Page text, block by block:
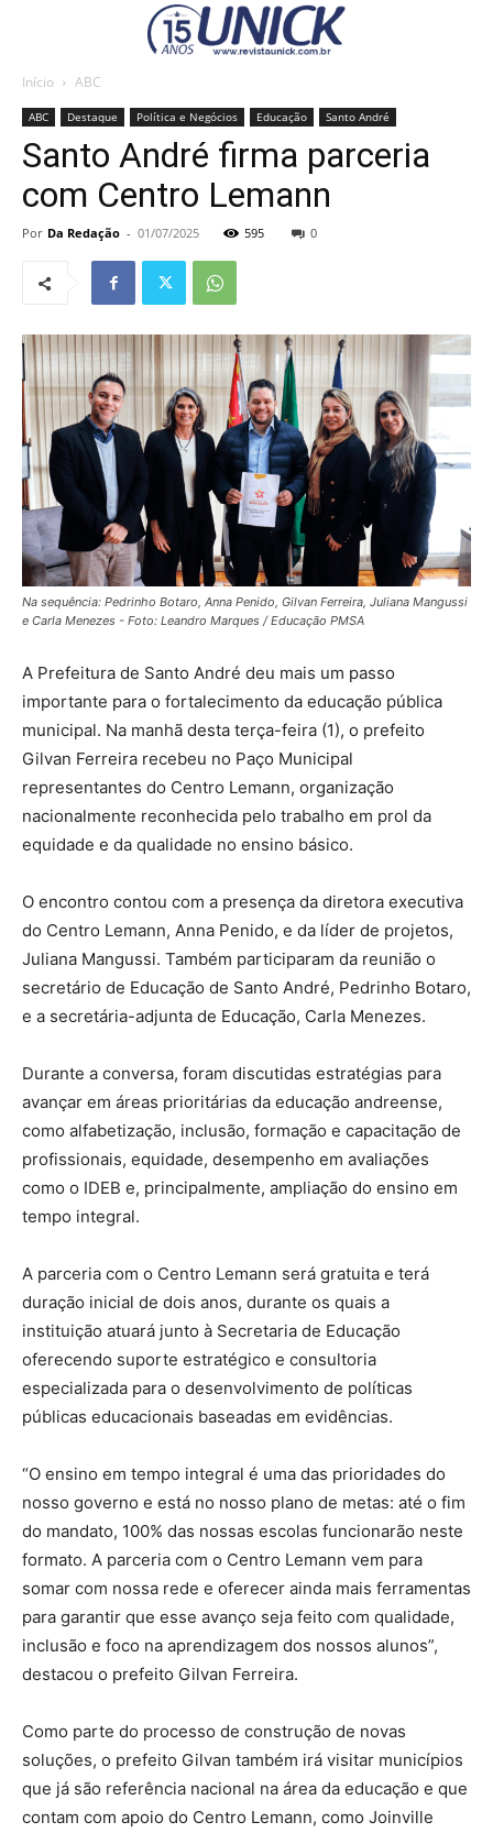
Início ABC
ABC Destaque Política e Negócios Educação Santo André
Santo André firma parceria
com Centro Lemann
Por Da Redação - 01/07/2025 595 0
Na sequência: Pedrinho Botaro, Anna Penido, Gilvan Ferreira, Juliana Mangussi
e Carla Menezes - Foto: Leandro Marques / Educação PMSA
A Prefeitura de Santo André deu mais um passo
importante para o fortalecimento da educação pública
municipal. Na manhã desta terça-feira (1), o prefeito
Gilvan Ferreira recebeu no Paço Municipal
representantes do Centro Lemann, organização
nacionalmente reconhecida pelo trabalho em prol da
equidade e da qualidade no ensino básico.
O encontro contou com a presença da diretora executiva
do Centro Lemann, Anna Penido, e da líder de projetos,
Juliana Mangussi. Também participaram da reunião o
secretário de Educação de Santo André, Pedrinho Botaro,
e a secretária-adjunta de Educação, Carla Menezes.
Durante a conversa, foram discutidas estratégias para
avançar em áreas prioritárias da educação andreense,
como alfabetização, inclusão, formação e capacitação de
profissionais, equidade, desempenho em avaliações
como o IDEB e, principalmente, ampliação do ensino em
tempo integral.
A parceria com o Centro Lemann será gratuita e terá
duração inicial de dois anos, durante os quais a
instituição atuará junto à Secretaria de Educação
oferecendo suporte estratégico e consultoria
especializada para o desenvolvimento de políticas
públicas educacionais baseadas em evidências.
“O ensino em tempo integral é uma das prioridades do
nosso governo e está no nosso plano de metas: até o fim
do mandato, 100% das nossas escolas funcionarão neste
formato. A parceria com o Centro Lemann vem para
somar com nossa rede e oferecer ainda mais ferramentas
para garantir que esse avanço seja feito com qualidade,
inclusão e foco na aprendizagem dos nossos alunos”,
destacou o prefeito Gilvan Ferreira.
Como parte do processo de construção de novas
soluções, o prefeito Gilvan também irá visitar municípios
que já são referência nacional na área da educação e que
contam com apoio do Centro Lemann, como Joinville